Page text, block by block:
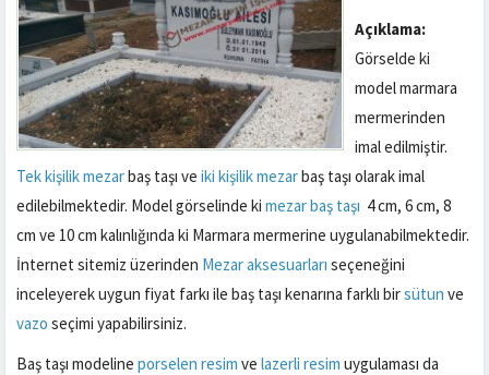
Açıklama:
Görselde ki
model marmara
mermerinden
imal edilmiştir.
Tek kişilik mezarbaş taşı ve iki kişilik mezarbaş taşı olarak imal
edilebilmektedir. Model görselinde ki mezar baş taşı 4 cm, 6 cm, 8
cm ve 10 cm kalınlığında ki Marmara mermerine uygulanabilmektedir.
İnternet sitemiz üzerinden Mezar aksesuarları seçeneğini
inceleyerek uygun fiyat farkı ile baş taşı kenarına farklı birsütun ve
vazo seçimi yapabilirsiniz.
Baş taşı modeline porselen resim ve lazerli resim uygulaması da